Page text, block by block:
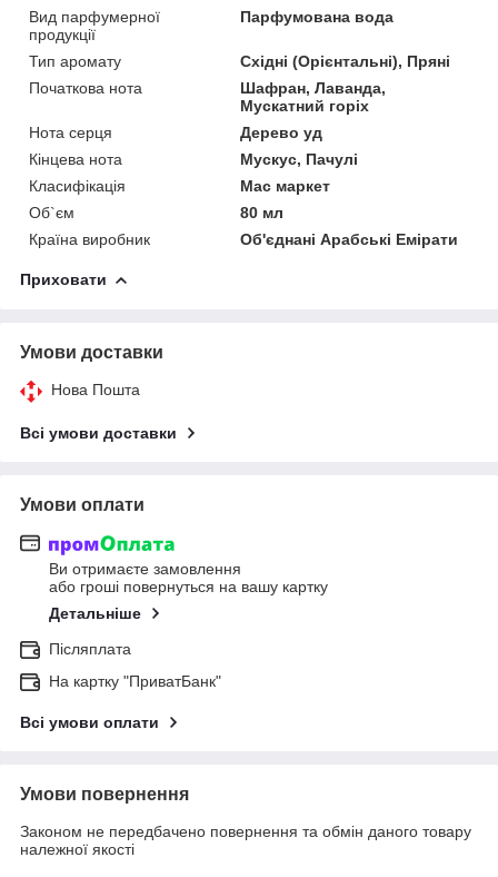
Вид парфумерної
продукції
Парфумована вода
Тип аромату
Східні (Орієнтальні), Пряні
Початкова нота
Шафран, Лаванда,
Мускатний горіх
Нота серця
Дерево уд
Кінцева нота
Мускус, Пачулі
Класифікація
Мас маркет
Об`єм
80 мл
Країна виробник
Об'єднані Арабські Емірати
Приховати
Умови доставки
Нова Пошта
Всі умови доставки
Умови оплати
Ви отримаєте замовлення
або гроші повернуться на вашу картку
Детальніше
Післяплата
На картку "ПриватБанк"
Всі умови оплати
Умови повернення
Законом не передбачено повернення та обмін даного товару
належної якості